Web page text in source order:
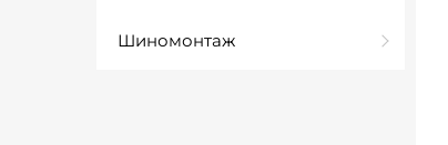
Шиномонтаж